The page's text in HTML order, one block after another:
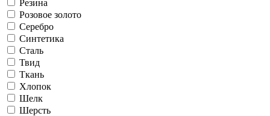
Резина
Розовое золото
Серебро
Синтетика
Сталь
Твид
Ткань
Хлопок
Шелк
Шерсть